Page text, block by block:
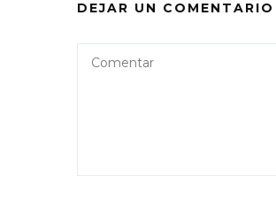
DEJAR UN COMENTARIO